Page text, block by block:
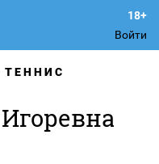
Войти
ТЕННИС